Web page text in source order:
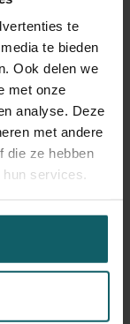
te
te bieden
Ook delen we
met onze
analyse. Deze
met andere
die ze hebben
services.